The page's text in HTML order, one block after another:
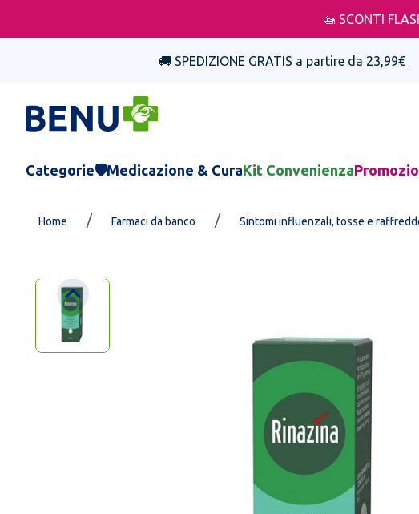
🚤 SCONTI
🚚 SPEDIZIONE GRATIS a partire da 23,99€
Categorie🛡️Medicazione & CuraKit Convenienza
Home / Farmaci da banco / Sintomi influenzali, tosse e